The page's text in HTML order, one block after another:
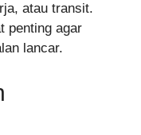
atau transit.
penting agar
lancar.